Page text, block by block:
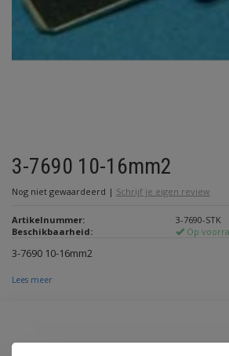
3-7690 10-16mm2
Nog niet gewaardeerd | Schrijf je eigen review
Artikelnummer:
3-7690-STK
Beschikbaarheid:
Op
3-7690 10-16mm2
Lees meer